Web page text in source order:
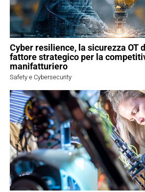
Cyber resilience, la sicurezza OT
fattore strategico per la
manifatturiero
Safety e Cybersecurity